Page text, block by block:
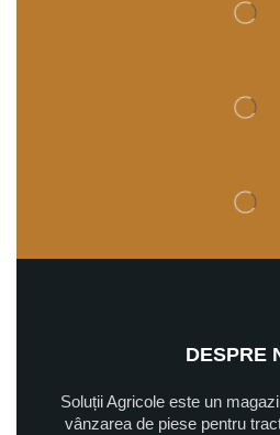
DESPRE
Soluții Agricole este un
vânzarea de piese pentru